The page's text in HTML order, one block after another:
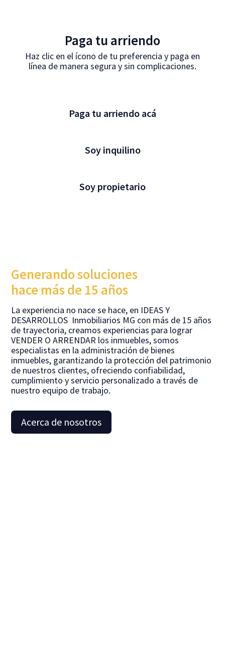
Paga tu arriendo
Haz clic en el ícono de tu preferencia y paga en
línea de manera segura y sin complicaciones.
Paga tu arriendo acá
Soy inquilino
Soy propietario
Generando soluciones
hace más de 15 años
La experiencia no nace se hace, en IDEAS Y
DESARROLLOS Inmobiliarios MG con más de 15 años
de trayectoria, creamos experiencias para lograr
VENDER O ARRENDAR los inmuebles, somos
especialistas en la administración de bienes
inmuebles, garantizando la protección del patrimonio
de nuestros clientes, ofreciendo confiabilidad,
cumplimiento y servicio personalizado a través de
nuestro equipo de trabajo.
Acerca de nosotros